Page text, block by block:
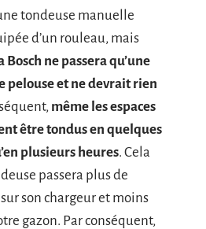
tondeuse manuelle
d’un rouleau, mais
Bosch ne passera qu’une
pelouse et ne devrait rien
même les espaces
être tondus en quelques
plusieurs heures. Cela
passera plus de
son chargeur et moins
gazon. Par conséquent,